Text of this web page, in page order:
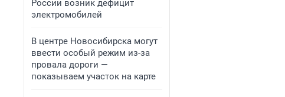
России возник дефицит
электромобилей
В центре Новосибирска могут
ввести особый режим из-за
провала дороги —
показываем участок на карте